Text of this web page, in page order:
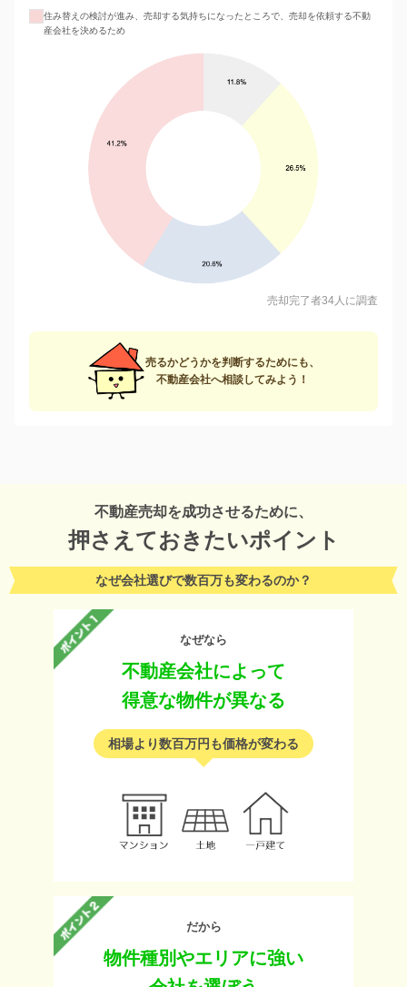
住み替えの検討が進み、売却する気持ちになったところで、売却を依頼する不動
産会社を決めるため
売却完了者34人に調査
売るかどうかを判断するためにも、
不動産会社へ相談してみよう！
不動産売却を成功させるために、
押さえておきたいポイント
なぜ会社選びで数百万も変わるのか？
なぜなら
不動産会社によって
得意な物件が異なる
相場より数百万円も価格が変わる
だから
物件種別やエリアに強い